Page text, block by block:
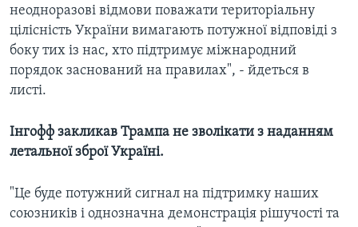
неодноразові відмови поважати територіальну
цілісність України вимагають потужної відповіді з
боку тих із нас, хто підтримує міжнародний
порядок заснований на правилах", - йдеться в
листі.
Інгофф закликав Трампа не зволікати з наданням
летальної зброї Україні.
"Це буде потужний сигнал на підтримку наших
союзників і однозначна демонстрація рішучості та